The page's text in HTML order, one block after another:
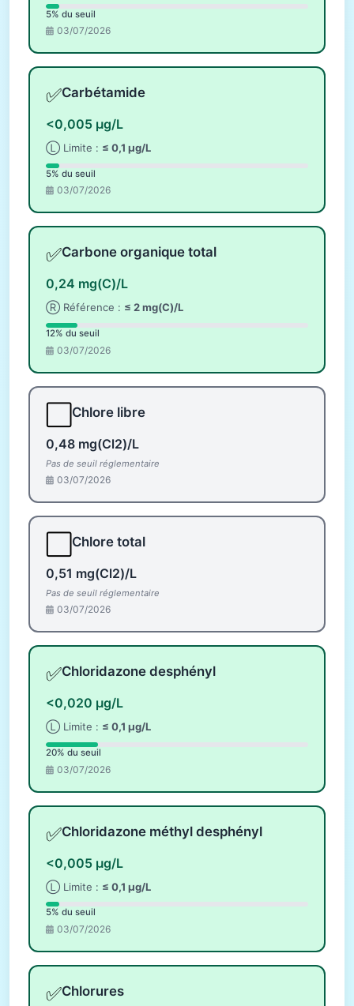
5% du seuil
03/07/2026
✅Carbétamide
<0,005 µg/L
Ⓛ Limite : ≤ 0,1 µg/L
5% du seuil
03/07/2026
✅Carbone organique total
0,24 mg(C)/L
Ⓡ Référence : ≤ 2 mg(C)/L
12% du seuil
03/07/2026
Chlore libre
0,48 mg(Cl2)/L
Pas de seuil réglementaire
03/07/2026
Chlore total
0,51 mg(Cl2)/L
Pas de seuil réglementaire
03/07/2026
✅Chloridazone desphényl
<0,020 µg/L
Ⓛ Limite : ≤ 0,1 µg/L
20% du seuil
03/07/2026
✅Chloridazone méthyl desphényl
<0,005 µg/L
Ⓛ Limite : ≤ 0,1 µg/L
5% du seuil
03/07/2026
✅Chlorures